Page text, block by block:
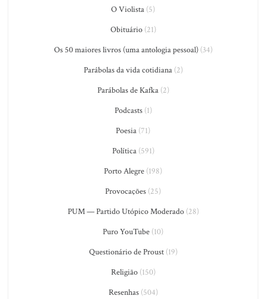
O Violista (5)
Obituário(21)
Os 50 maiores livros (uma antologia pessoal)(34)
Parábolas da vida cotidiana(2)
Parábolas de Kafka(2)
Podcasts(1)
Poesia (71)
Política(591)
Porto Alegre (198)
Provocações (25)
PUM — Partido Utópico Moderado(28)
Puro YouTube (10)
Questionário de Proust(19)
Religião(150)
Resenhas(504)